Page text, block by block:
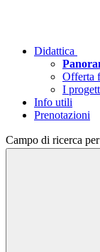
Didattica
Offerta
I
Info utili
Prenotazioni
Campo di ricerca